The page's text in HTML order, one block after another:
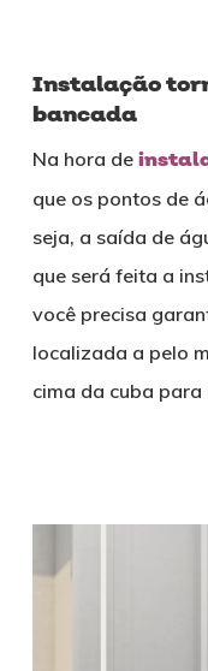
Instalação
bancada
Na hora de
que os pontos de
seja, a saída de
que será feita a
você precisa
localizada a pelo
cima da cuba